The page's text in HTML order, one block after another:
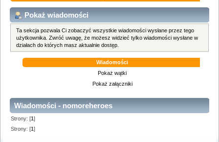
Pokaż wiadomości
Ta sekcja pozwala Ci zobaczyć wszystkie wiadomości wysłane przez tego
użytkownika. Zwróć uwagę, że możesz widzieć tylko wiadomości wysłane w
działach do których masz aktualnie dostęp.
Wiadomości
Pokaż wątki
Pokaż załączniki
Wiadomości - nomoreheroes
Strony: [1]
Strony: [1]